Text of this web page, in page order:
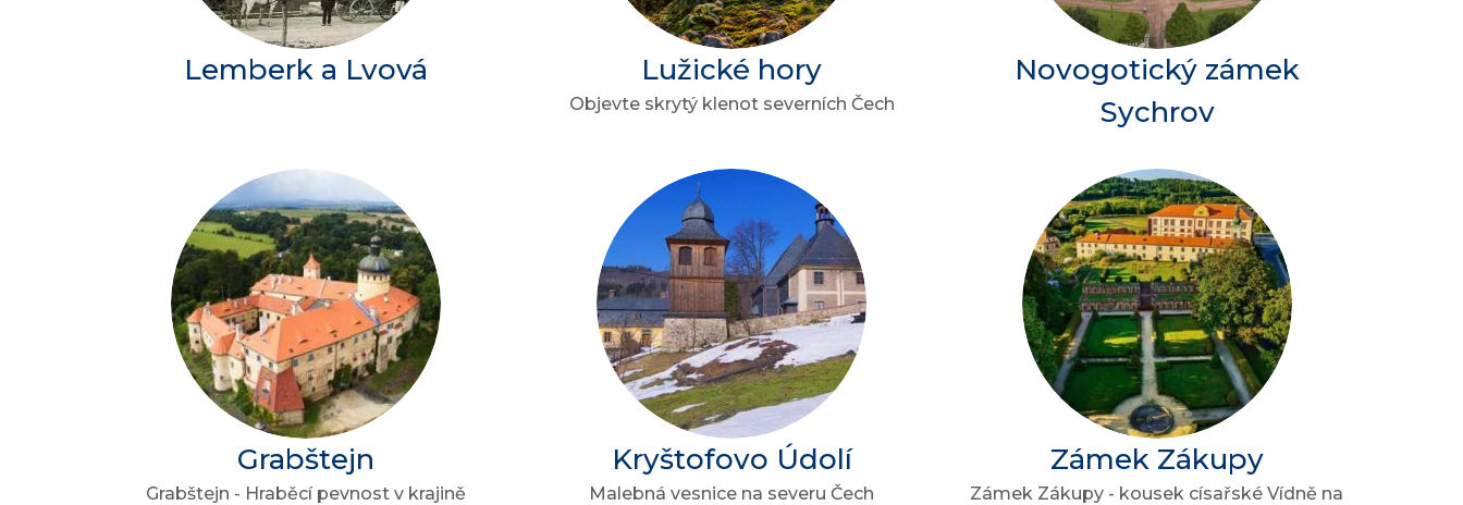
Lemberk a Lvová Lužické hory
Objevte skrytý klenot severních Čech
Novogotický zámek
Sychrov
Grabštejn
Grabštejn - Hraběcí pevnost v krajině
Kryštofovo Údolí
Malebná vesnice na severu Čech
Zámek Zákupy
Zámek Zákupy - kousek císařské Vídně na